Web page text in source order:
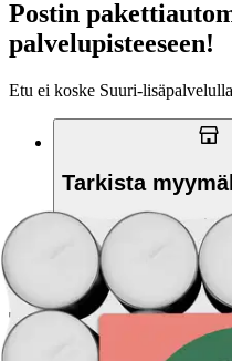
Postin
palvelupisteeseen!
Etu ei koske
Tarkista
Tuotekuvaus